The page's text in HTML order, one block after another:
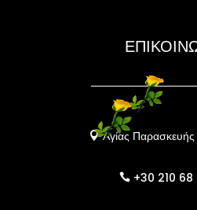
Αγίας
 +30 210 68